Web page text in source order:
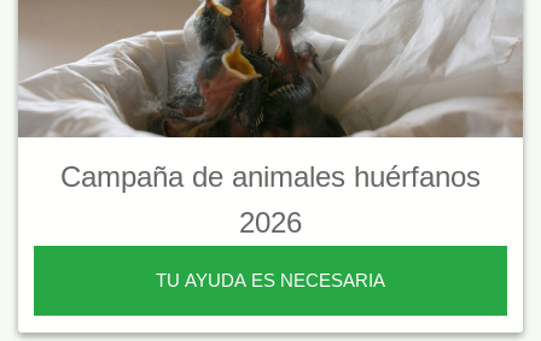
Campaña de animales huérfanos
2026
TU AYUDA ES NECESARIA